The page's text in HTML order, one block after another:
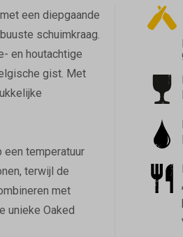
een diepgaande
schuimkraag.
en houtachtige
gist. Met
temperatuur
terwijl de
met
unieke Oaked